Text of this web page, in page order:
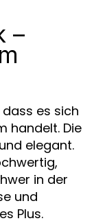
–
es sich
handelt. Die
elegant.
in der
und
Plus.